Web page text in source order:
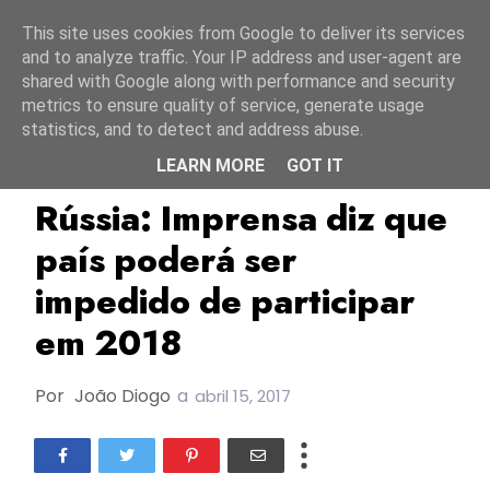
ChannelOne ESC2017 ESC2018
Rússia: Imprensa diz que
país poderá ser
impedido de participar
em 2018
Por João Diogo a abril 15, 2017
This site uses cookies from Google to deliver its services
and to analyze traffic. Your IP address and user-agent are
shared with Google along with performance and security
metrics to ensure quality of service, generate usage
statistics, and to detect and address abuse.
LEARN MORE
GOT IT